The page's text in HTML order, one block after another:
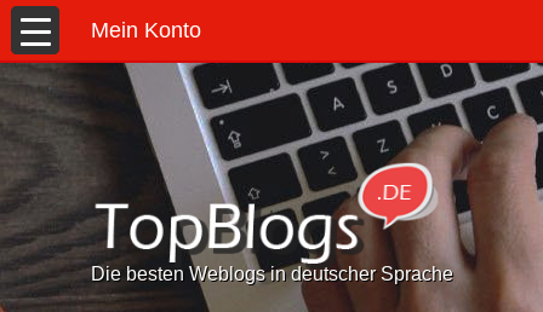
Mein Konto
Die besten Weblogs in deutscher Sprache